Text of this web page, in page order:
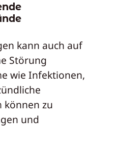
kann auch auf
Störung
wie Infektionen,
können zu
und